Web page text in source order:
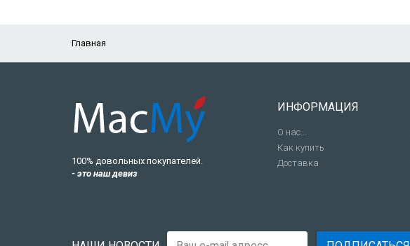
Главная
100% довольных покупателей.
- это наш девиз
ИНФОРМАЦИЯ
О нас...
Как купить
Доставка